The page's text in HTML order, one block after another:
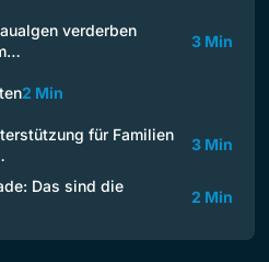
verderben
3 Min
2 Min
für Familien
3 Min
Das sind die
2 Min